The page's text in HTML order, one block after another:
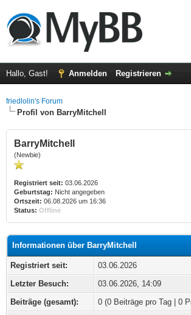
Hallo, Gast! Anmelden Registrieren
friedlolin's Forum
Profil von BarryMitchell
BarryMitchell
(Newbie)
Registriert seit: 03.06.2026
Geburtstag: Nicht angegeben
Ortszeit: 06.08.2026 um 16:36
Status: Offline
Informationen über BarryMitchell
Registriert seit:
03.06.2026
Letzter Besuch:
03.06.2026, 14:09
Beiträge (gesamt):
0 (0 Beiträge pro Tag | 0